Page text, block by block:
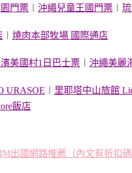
門票 沖繩兒童王國門票
燒肉本部牧場 國際通店
美國村1日巴士票 沖繩美麗
URASOE 里耶塔中山旅館
飯店
出國網路推薦（內文有折扣